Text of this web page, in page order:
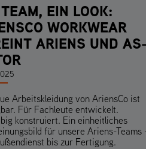
EIN LOOK:
WORKWEAR
ARIENS UND AS-
Arbeitskleidung von AriensCo ist
Für Fachleute entwickelt.
konstruiert. Ein einheitliches
für unsere Ariens-Teams
bis zur Fertigung.